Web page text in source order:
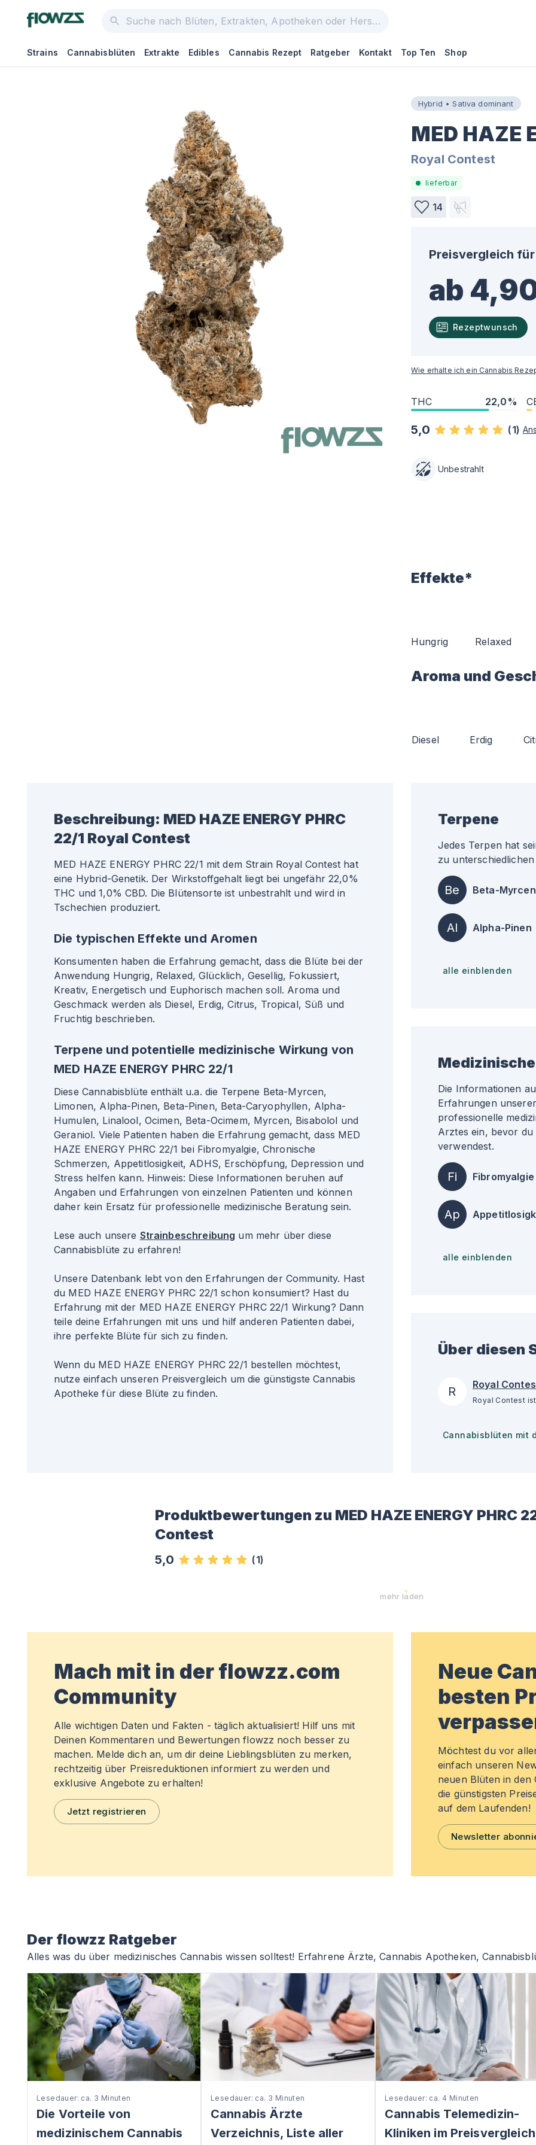
Strains Cannabisblüten Extrakte Edibles Cannabis Rezept Ratgeber Kontakt Top Ten Shop
Hybrid • Sativa dominant
MED HAZE
Royal Contest
lieferbar
14
Preisvergleich für
ab
Rezeptwunsch
Wie erhalte ich ein Cannabis
THC 22,0%
5,0 (1)
Unbestrahlt
Effekte*
Hungrig Relaxed
Aroma und
Diesel Erdig
Beschreibung: MED HAZE ENERGY PHRC
22/1 Royal Contest
MED HAZE ENERGY PHRC 22/1 mit dem Strain Royal Contest hat
eine Hybrid-Genetik. Der Wirkstoffgehalt liegt bei ungefähr 22,0%
THC und 1,0% CBD. Die Blütensorte ist unbestrahlt und wird in
Tschechien produziert.
Die typischen Effekte und Aromen
Konsumenten haben die Erfahrung gemacht, dass die Blüte bei der
Anwendung Hungrig, Relaxed, Glücklich, Gesellig, Fokussiert,
Kreativ, Energetisch und Euphorisch machen soll. Aroma und
Geschmack werden als Diesel, Erdig, Citrus, Tropical, Süß und
Fruchtig beschrieben.
Terpene und potentielle medizinische Wirkung von
MED HAZE ENERGY PHRC 22/1
Diese Cannabisblüte enthält u.a. die Terpene Beta-Myrcen,
Limonen, Alpha-Pinen, Beta-Pinen, Beta-Caryophyllen, Alpha-
Humulen, Linalool, Ocimen, Beta-Ocimem, Myrcen, Bisabolol und
Geraniol. Viele Patienten haben die Erfahrung gemacht, dass MED
HAZE ENERGY PHRC 22/1 bei Fibromyalgie, Chronische
Schmerzen, Appetitlosigkeit, ADHS, Erschöpfung, Depression und
Stress helfen kann. Hinweis: Diese Informationen beruhen auf
Angaben und Erfahrungen von einzelnen Patienten und können
daher kein Ersatz für professionelle medizinische Beratung sein.
Lese auch unsere Strainbeschreibung um mehr über diese
Cannabisblüte zu erfahren!
Unsere Datenbank lebt von den Erfahrungen der Community. Hast
du MED HAZE ENERGY PHRC 22/1 schon konsumiert? Hast du
Erfahrung mit der MED HAZE ENERGY PHRC 22/1 Wirkung? Dann
teile deine Erfahrungen mit uns und hilf anderen Patienten dabei,
ihre perfekte Blüte für sich zu finden.
Wenn du MED HAZE ENERGY PHRC 22/1 bestellen möchtest,
nutze einfach unseren Preisvergleich um die günstigste Cannabis
Apotheke für diese Blüte zu finden.
Terpene
Jedes Terpen hat
zu
Be Beta-Myrcen
Al Alpha-Pinen
alle einblenden
Die Informationen
Erfahrungen
professionelle
Arztes ein, bevor
verwendest.
Fi Fibromyalgie
Ap
alle einblenden
Über diesen
R Royal
Cannabisblüten mit
Produktbewertungen zu MED HAZE ENERGY PHRC
Contest
5,0 (1)
mehr laden
Mach mit in der flowzz.com
Community
Alle wichtigen Daten und Fakten - täglich aktualisiert! Hilf uns mit
Deinen Kommentaren und Bewertungen flowzz noch besser zu
machen. Melde dich an, um dir deine Lieblingsblüten zu merken,
rechtzeitig über Preisreduktionen informiert zu werden und
exklusive Angebote zu erhalten!
Jetzt registrieren
Neue
besten
Möchtest du vor
einfach unseren
neuen Blüten in den
die günstigsten
auf dem Laufenden!
Newsletter
Der flowzz Ratgeber
Alles was du über medizinisches Cannabis wissen solltest! Erfahrene Ärzte, Cannabis Apotheken,
Lesedauer: ca. 3 Minuten
Die Vorteile von
medizinischem Cannabis
Lesedauer: ca. 3 Minuten
Cannabis Ärzte
Verzeichnis, Liste aller
Lesedauer: ca. 4 Minuten
Cannabis Telemedizin-
Kliniken im Preisvergleich